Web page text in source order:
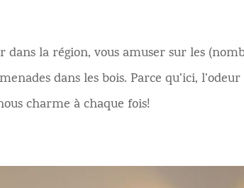
la région, vous amuser sur les
dans les bois. Parce qu’ici, l’odeur
charme à chaque fois!